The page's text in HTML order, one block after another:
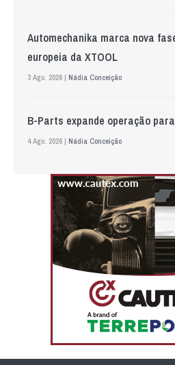
Automechanika marca nova
europeia da XTOOL
3 Ago. 2026 | Nádia Conceição
B-Parts expande operação
4 Ago. 2026 | Nádia Conceição